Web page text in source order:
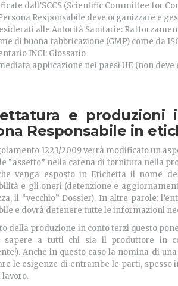
dall’SCCS (Scientific Committee for
Responsabile deve organizzare e
alle Autorità Sanitarie:
di buona fabbricazione (GMP) come da
INCI: Glossario
applicazione nei paesi UE (non
e
Responsabile in
1223/2009 verrà modificato un
“assetto” nella catena di fornitura nella
venga esposto in Etichetta il nome
e gli oneri (detenzione e
il “vecchio” Dossier). In altre parole:
e dovrà detenere tutte le informazioni
della produzione in conto terzi questo
sapere a tutti chi sia il produttore in
Anche in questo caso la nomina di
le esigenze di entrambe le parti,